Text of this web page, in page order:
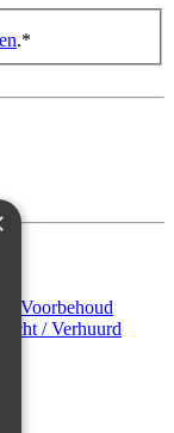
.*
Voorbehoud
/ Verhuurd